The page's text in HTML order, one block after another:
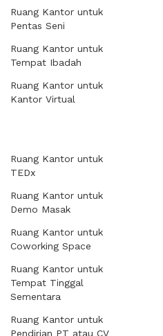
Ruang Kantor untuk
Pentas Seni
Ruang Kantor untuk
Tempat Ibadah
Ruang Kantor untuk
Kantor Virtual
Ruang Kantor untuk
TEDx
Ruang Kantor untuk
Demo Masak
Ruang Kantor untuk
Coworking Space
Ruang Kantor untuk
Tempat Tinggal
Sementara
Ruang Kantor untuk
Pendirian PT atau CV